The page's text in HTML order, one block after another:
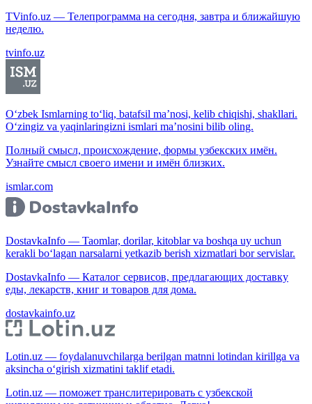
TVinfo.uz — Телепрограмма на сегодня, завтра и ближайшую
неделю.
tvinfo.uz
O‘zbek Ismlarning to‘liq, batafsil ma’nosi, kelib chiqishi, shakllari.
O‘zingiz va yaqinlaringizni ismlari ma’nosini bilib oling.
Полный смысл, происхождение, формы узбекских имён.
Узнайте смысл своего имени и имён близких.
ismlar.com
DostavkaInfo — Taomlar, dorilar, kitoblar va boshqa uy uchun
kerakli bo‘lagan narsalarni yetkazib berish xizmatlari bor servislar.
DostavkaInfo — Каталог сервисов, предлагающих доставку
еды, лекарств, книг и товаров для дома.
dostavkainfo.uz
Lotin.uz — foydalanuvchilarga berilgan matnni lotindan kirillga va
aksincha o‘girish xizmatini taklif etadi.
Lotin.uz — поможет транслитерировать с узбекской